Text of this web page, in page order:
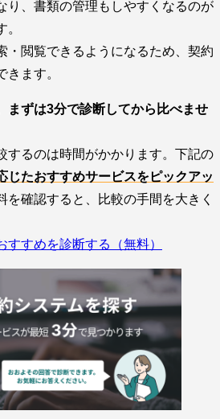
り、書類の管理もしやすくなるのが
・閲覧できるようになるため、契約
ます。
まずは3分で診断してから比べませ
するのは時間がかかります。下記の
じたおすすめサービスをピックアッ
を確認すると、比較の手間を大きく
すすめを診断する（無料）